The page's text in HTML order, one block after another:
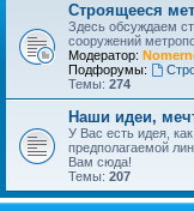
Строящееся
Здесь обсуждаем
сооружений
Модератор:
Подфорумы:
Темы: 274
Наши идеи,
У Вас есть идея,
предполагаемой
Вам сюда!
Темы: 207